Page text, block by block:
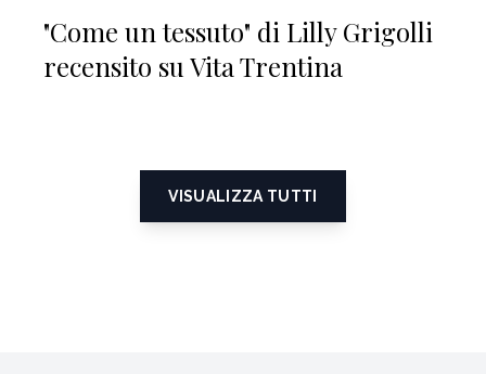
"Come un tessuto" di Lilly Grigolli
recensito su Vita Trentina
VISUALIZZA TUTTI